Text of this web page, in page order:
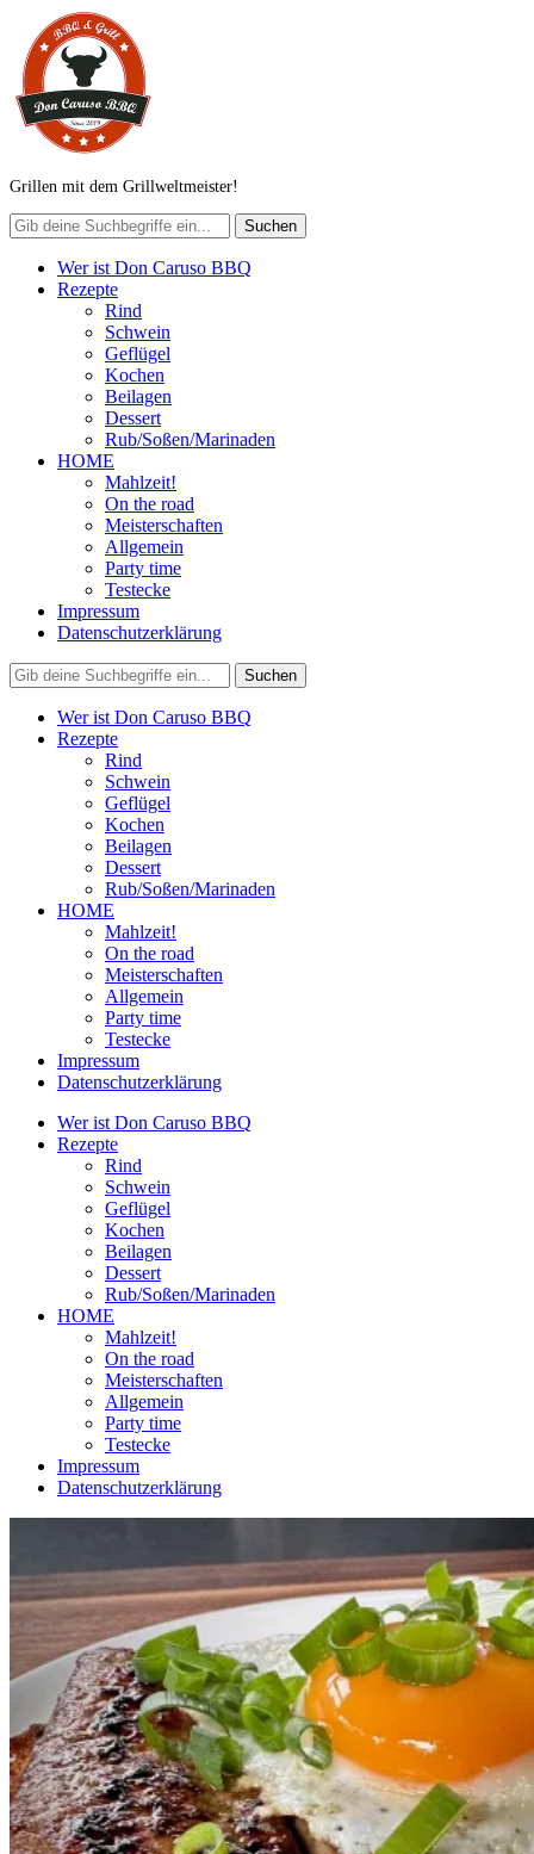
Grillen mit dem Grillweltmeister!
Wer ist Don Caruso BBQ
Rezepte
Rind
Schwein
Geflügel
Kochen
Beilagen
Dessert
Rub/Soßen/Marinaden
HOME
Mahlzeit!
On the road
Meisterschaften
Allgemein
Party time
Testecke
Impressum
Datenschutzerklärung
Wer ist Don Caruso BBQ
Rezepte
Rind
Schwein
Geflügel
Kochen
Beilagen
Dessert
Rub/Soßen/Marinaden
HOME
Mahlzeit!
On the road
Meisterschaften
Allgemein
Party time
Testecke
Impressum
Datenschutzerklärung
Wer ist Don Caruso BBQ
Rezepte
Rind
Schwein
Geflügel
Kochen
Beilagen
Dessert
Rub/Soßen/Marinaden
HOME
Mahlzeit!
On the road
Meisterschaften
Allgemein
Party time
Testecke
Impressum
Datenschutzerklärung